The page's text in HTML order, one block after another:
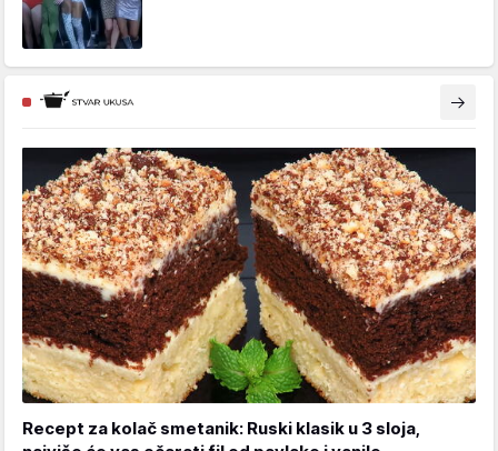
Recept za kolač smetanik: Ruski klasik u 3 sloja,